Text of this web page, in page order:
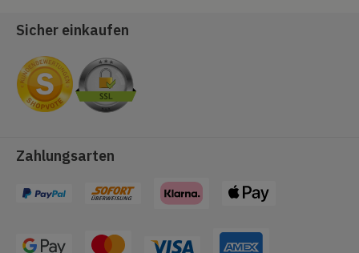
Sicher einkaufen
Zahlungsarten